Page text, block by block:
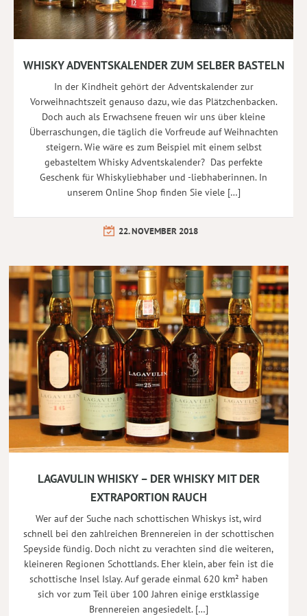
WHISKY ADVENTSKALENDER ZUM SELBER BASTELN
In der Kindheit gehört der Adventskalender zur
Vorweihnachtszeit genauso dazu, wie das Plätzchenbacken.
Doch auch als Erwachsene freuen wir uns über kleine
Überraschungen, die täglich die Vorfreude auf Weihnachten
steigern. Wie wäre es zum Beispiel mit einem selbst
gebasteltem Whisky Adventskalender? Das perfekte
Geschenk für Whiskyliebhaber und -liebhaberinnen. In
unserem Online Shop finden Sie viele […]
22. NOVEMBER 2018
LAGAVULIN WHISKY – DER WHISKY MIT DER
EXTRAPORTION RAUCH
Wer auf der Suche nach schottischen Whiskys ist, wird
schnell bei den zahlreichen Brennereien in der schottischen
Speyside fündig. Doch nicht zu verachten sind die weiteren,
kleineren Regionen Schottlands. Eher klein, aber fein ist die
schottische Insel Islay. Auf gerade einmal 620 km² haben
sich vor zum Teil über 100 Jahren einige erstklassige
Brennereien angesiedelt. […]